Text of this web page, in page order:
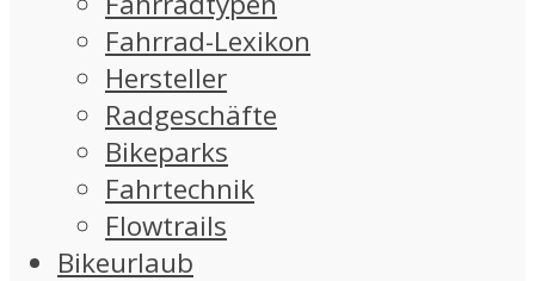
Fahrrad-Lexikon
Hersteller
Radgeschäfte
Bikeparks
Fahrtechnik
Flowtrails
Bikeurlaub